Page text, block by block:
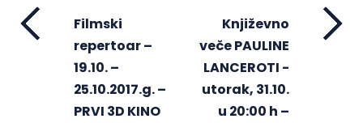
Filmski
repertoar –
19.10. –
25.10.2017.g. –
PRVI 3D KINO
Književno
veče PAULINE
LANCEROTI -
utorak, 31.10.
u 20:00 h –